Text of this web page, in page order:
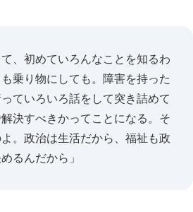
て、初めていろんなことを知るわ
乗り物にしても。障害を持った
ていろいろ話をして突き詰めて
決すべきかってことになる。そ
。政治は生活だから、福祉も政
るんだから」